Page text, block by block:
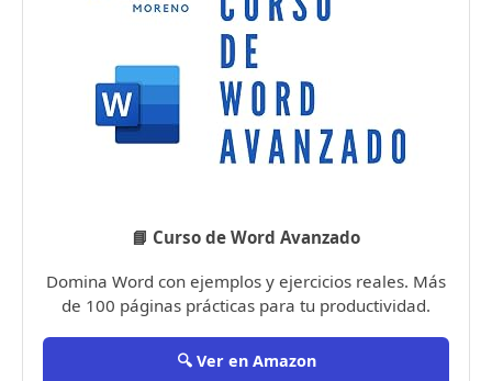
📘 Curso de Word Avanzado
Domina Word con ejemplos y ejercicios reales. Más
de 100 páginas prácticas para tu productividad.
🔍 Ver en Amazon